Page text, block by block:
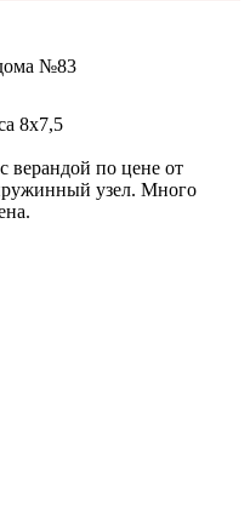
№83
8х7,5
верандой по цене от
узел. Много